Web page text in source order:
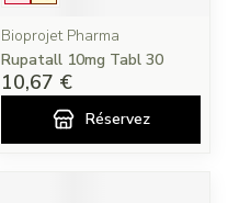
Bioprojet Pharma
Rupatall 10mg Tabl 30
10,67 €
Réservez